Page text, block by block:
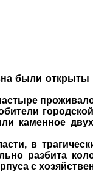
были открыты
каменное
в
разбита
с